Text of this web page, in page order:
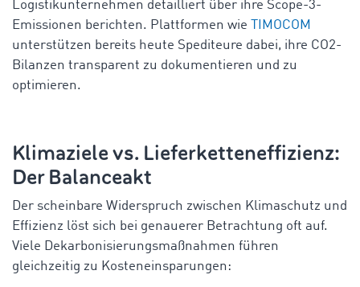
Logistikunternehmen detailliert über ihre Scope-3-
Emissionen berichten. Plattformen wie
TIMOCOM
unterstützen bereits heute Spediteure dabei, ihre CO2-
Bilanzen transparent zu dokumentieren und zu
optimieren.
Klimaziele vs. Lieferketteneffizienz:
Der Balanceakt
Der scheinbare Widerspruch zwischen Klimaschutz und
Effizienz löst sich bei genauerer Betrachtung oft auf.
Viele Dekarbonisierungsmaßnahmen führen
gleichzeitig zu Kosteneinsparungen: